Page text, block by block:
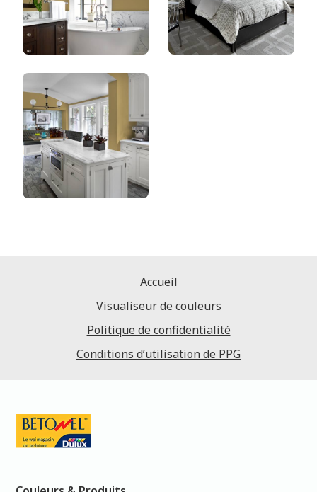
Accueil
Visualiseur de couleurs
Politique de confidentialité
Conditions d’utilisation de PPG